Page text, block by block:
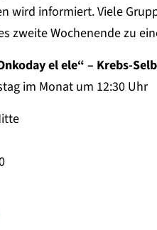
wird informiert. Viele
zweite Wochenende zu
el ele“ – Krebs-
im Monat um 12:30 Uhr